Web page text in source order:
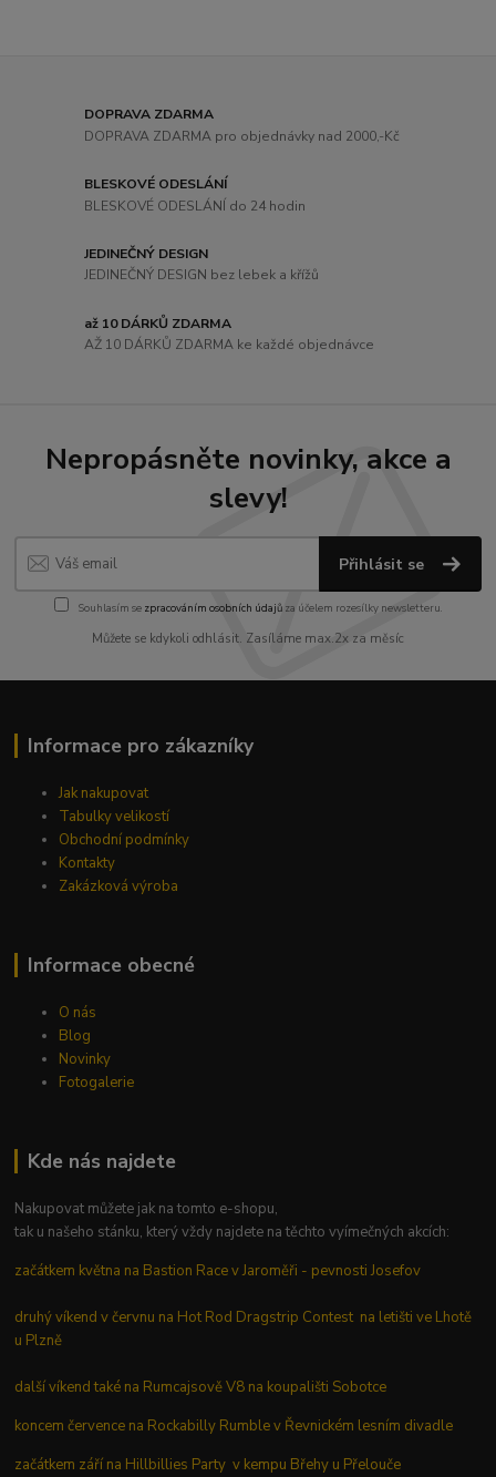
DOPRAVA ZDARMA
DOPRAVA ZDARMA pro objednávky nad 2000,-Kč
BLESKOVÉ ODESLÁNÍ
BLESKOVÉ ODESLÁNÍ do 24 hodin
JEDINEČNÝ DESIGN
JEDINEČNÝ DESIGN bez lebek a křížů
až 10 DÁRKŮ ZDARMA
AŽ 10 DÁRKŮ ZDARMA ke každé objednávce
Nepropásněte novinky, akce a
slevy!
Přihlásit se
Souhlasím se zpracováním osobních údajůza účelem rozesílky newsletteru.
Můžete se kdykoli odhlásit. Zasíláme max.2x za měsíc
Informace pro zákazníky
Jak nakupovat
Tabulky velikostí
Obchodní podmínky
Kontakty
Zakázková výroba
Informace obecné
O nás
Blog
Novinky
Fotogalerie
Kde nás najdete
Nakupovat můžete jak na tomto e-shopu,
tak u našeho stánku, který vždy najdete na těchto vyímečných akcích:
začátkem května na Bastion Race v Jaroměři - pevnosti Josefov
druhý víkend v červnu na Hot Rod Dragstrip Contest na letišti ve Lhotě
u Plzně
další víkend také na Rumcajsově V8 na koupališti Sobotce
koncem července na Rockabilly Rumble v Řevnickém lesním divadle
začátkem září na Hillbillies Party v kempu Břehy u Přelouče